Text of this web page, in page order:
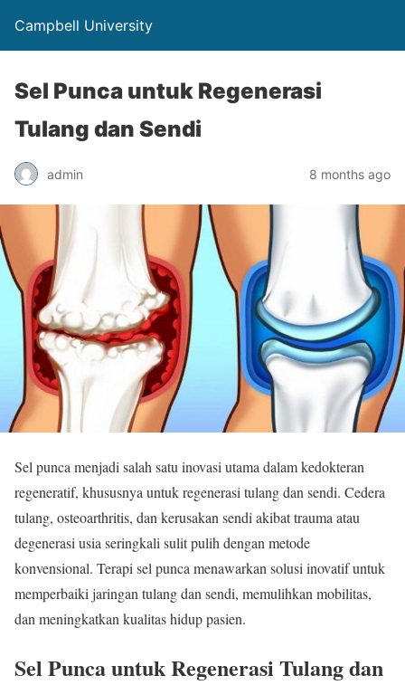
Campbell University
Sel Punca untuk Regenerasi
Tulang dan Sendi
admin 8 months ago
Sel punca menjadi salah satu inovasi utama dalam kedokteran
regeneratif, khususnya untuk regenerasi tulang dan sendi. Cedera
tulang, osteoarthritis, dan kerusakan sendi akibat trauma atau
degenerasi usia seringkali sulit pulih dengan metode
konvensional. Terapi sel punca menawarkan solusi inovatif untuk
memperbaiki jaringan tulang dan sendi, memulihkan mobilitas,
dan meningkatkan kualitas hidup pasien.
Sel Punca untuk Regenerasi Tulang dan